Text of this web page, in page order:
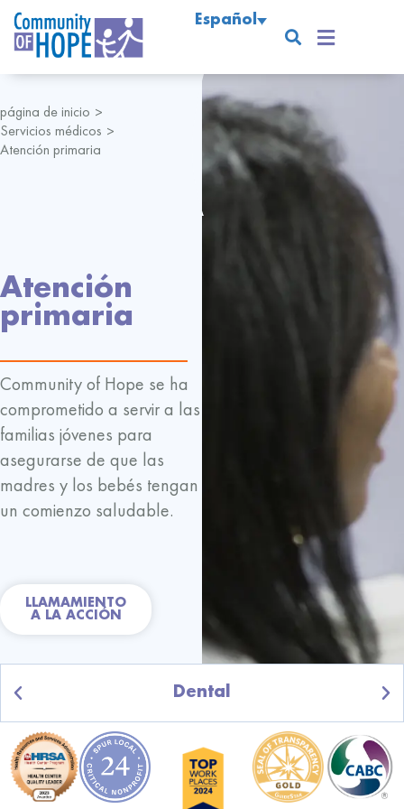
Español
página de inicio >
Servicios médicos >
Atención primaria
Atención
primaria
Community of Hope se ha
comprometido a servir a las
familias jóvenes para
asegurarse de que las
madres y los bebés tengan
un comienzo saludable.
LLAMAMIENTO
A LA ACCIÓN
Dental